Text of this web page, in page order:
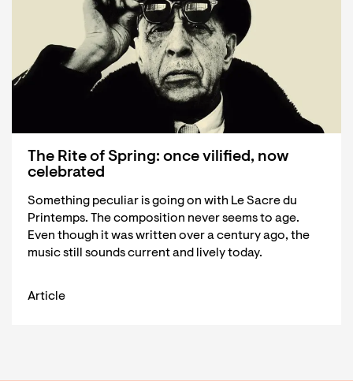
The Rite of Spring: once vilified, now
celebrated
Something peculiar is going on with Le Sacre du
Printemps. The composition never seems to age.
Even though it was written over a century ago, the
music still sounds current and lively today.
Article